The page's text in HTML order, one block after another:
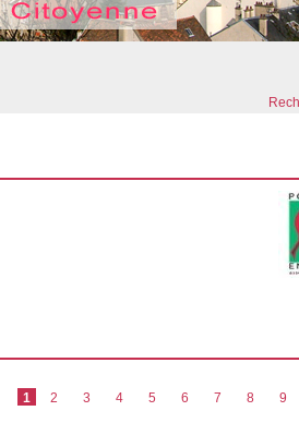
1 2 3 4 5 6 7 8 9